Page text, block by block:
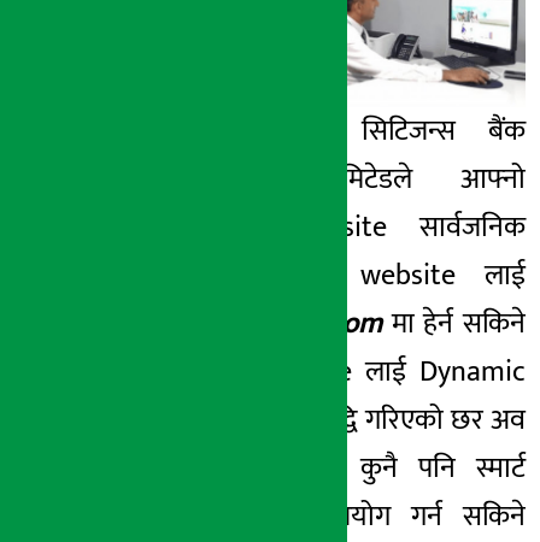
काठमाण्डौ – सिटिजन्स बैंक
इन्टरनेसनल लिमिटेडले आफ्नो
अत्याधुनिक website सार्वजनिक
गरेको छ ।यस website लाई
www.ctznbank.comमा हेर्न सकिने
छ । यस website लाई Dynamic
version मा स्तर बृद्वि गरिएको छर अव
उपरान्त यस लाई कुनै पनि स्मार्ट
फोनबाट सजिलै प्रयोग गर्न सकिने